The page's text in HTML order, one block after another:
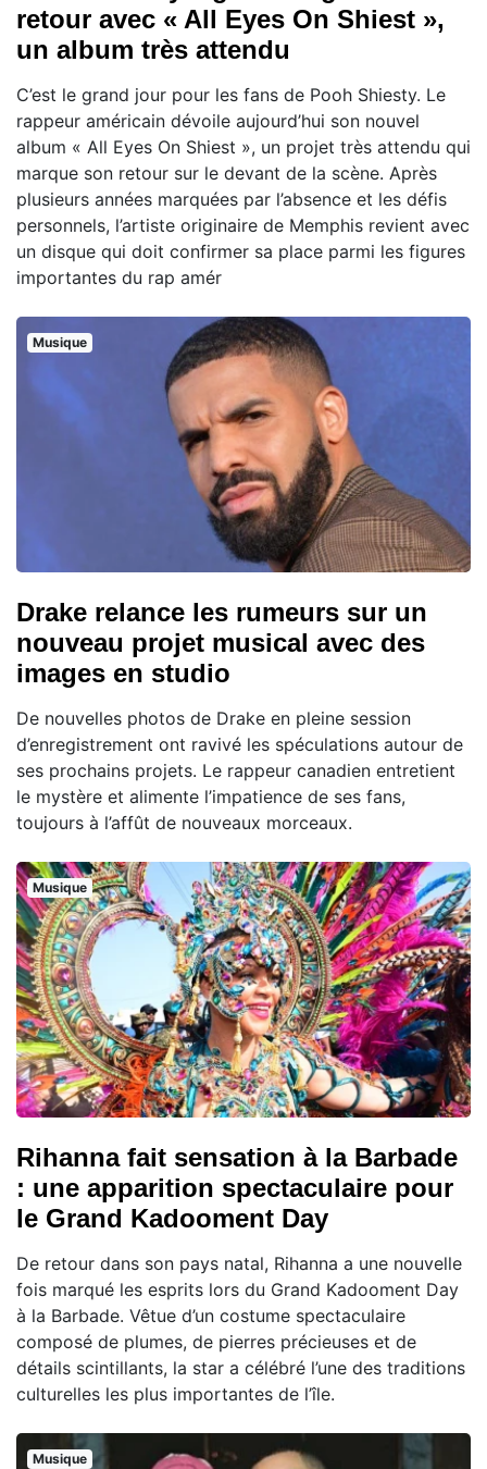
retour avec « All Eyes On Shiest »,
un album très attendu
C’est le grand jour pour les fans de Pooh Shiesty. Le
rappeur américain dévoile aujourd’hui son nouvel
album « All Eyes On Shiest », un projet très attendu qui
marque son retour sur le devant de la scène. Après
plusieurs années marquées par l’absence et les défis
personnels, l’artiste originaire de Memphis revient avec
un disque qui doit confirmer sa place parmi les figures
importantes du rap amér
Musique
Drake relance les rumeurs sur un
nouveau projet musical avec des
images en studio
De nouvelles photos de Drake en pleine session
d’enregistrement ont ravivé les spéculations autour de
ses prochains projets. Le rappeur canadien entretient
le mystère et alimente l’impatience de ses fans,
toujours à l’affût de nouveaux morceaux.
Musique
Rihanna fait sensation à la Barbade
: une apparition spectaculaire pour
le Grand Kadooment Day
De retour dans son pays natal, Rihanna a une nouvelle
fois marqué les esprits lors du Grand Kadooment Day
à la Barbade. Vêtue d’un costume spectaculaire
composé de plumes, de pierres précieuses et de
détails scintillants, la star a célébré l’une des traditions
culturelles les plus importantes de l’île.
Musique